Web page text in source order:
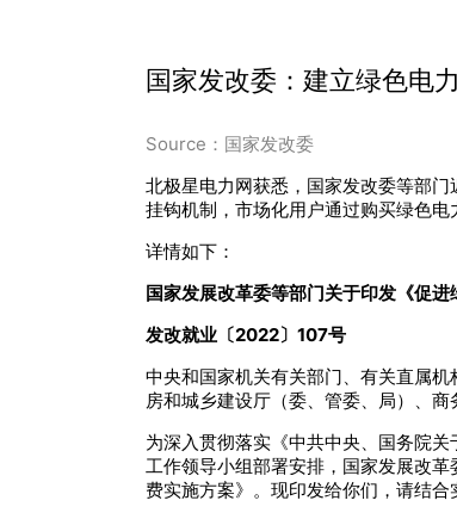
国家发改委：建立绿色电
Source：国家发改委
北极星电力网获悉，国家发改委等部
挂钩机制，市场化用户通过购买绿色电
详情如下：
国家发展改革委等部门关于印发《促
发改就业〔2022〕107号
中央和国家机关有关部门、有关直属
房和城乡建设厅（委、管委、局）、
为深入贯彻落实《中共中央、国务院
工作领导小组部署安排，国家发展改
费实施方案》。现印发给你们，请结合